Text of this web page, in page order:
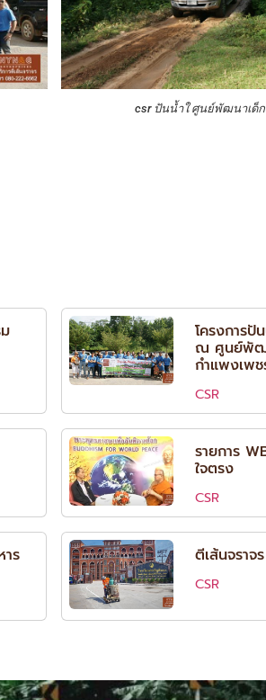
csr ปันน้ำใ ศูนย์พัฒนาเด็ก
โครงการปั
ณ ศูนย์พัฒน
กำแพงเพช
CSR
รายการ
ใจตรง
CSR
าร ตีเส้นจราจ
CSR